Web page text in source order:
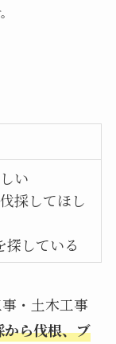
い
採してほし
探している
・土木工事
ら伐根、ブ